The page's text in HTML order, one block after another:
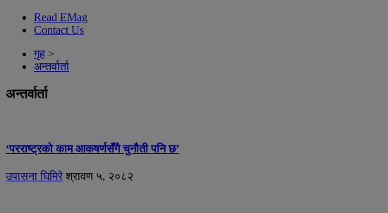
Read EMag
Contact Us
गृह >
अन्तर्वार्ता
अन्तर्वार्ता
‘परराष्ट्रको काम आकषर्णसँगै चुनौती पनि छ’
उपासना घिमिरे श्रावण ५, २०८२